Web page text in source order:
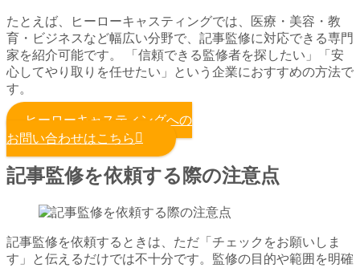
たとえば、ヒーローキャスティングでは、医療・美容・教
育・ビジネスなど幅広い分野で、記事監修に対応できる専門
家を紹介可能です。 「信頼できる監修者を探したい」「安
心してやり取りを任せたい」という企業におすすめの方法で
す。
ヒーローキャスティングへの
お問い合わせはこちら
記事監修を依頼する際の注意点
記事監修を依頼するときは、ただ「チェックをお願いしま
す」と伝えるだけでは不十分です。監修の目的や範囲を明確